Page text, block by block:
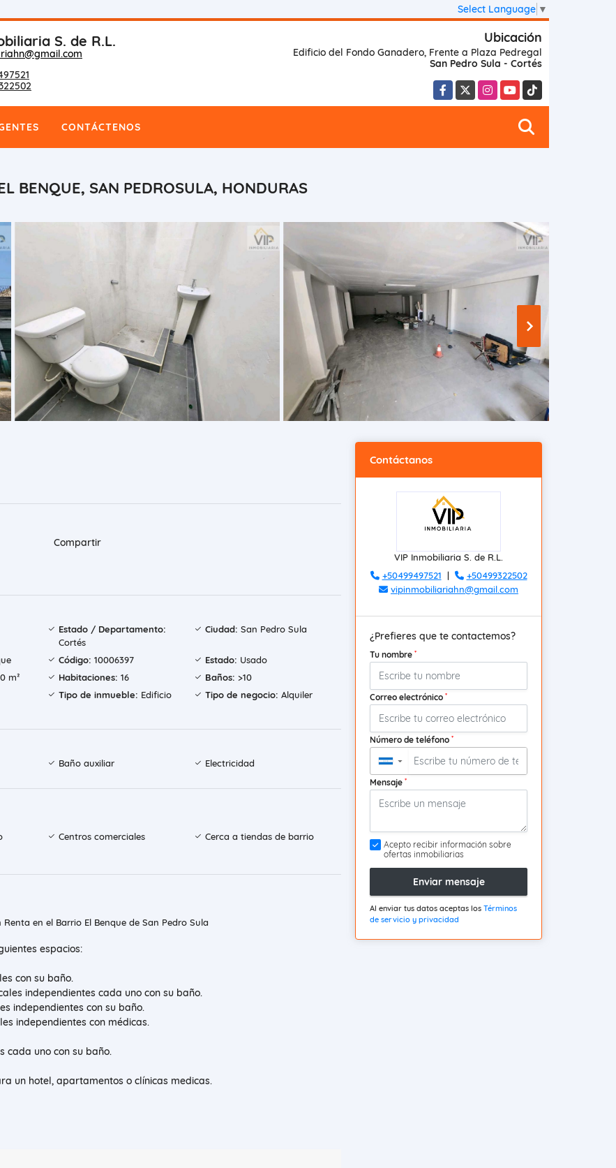
Select Language ▼
S. de R.L. Ubicación
Edificio del Fondo Ganadero, Frente a Plaza Pedregal
San Pedro Sula - Cortés
Facebook
X InstagramYouTubeTikTok
CONTÁCTENOS
BENQUE, SAN PEDROSULA, HONDURAS
Compartir
Estado / Departamento:
Cortés
Ciudad: San Pedro Sula
Código: 10006397 Estado: Usado
m² Habitaciones: 16 Baños: >10
Tipo de inmueble: Edificio Tipo de negocio: Alquiler
Baño auxiliar Electricidad
Centros comerciales
Cerca a tiendas de barrio
Renta en el Barrio El Benque de San Pedro Sula
espacios:
con su baño.
independientes cada uno con su baño.
independientes con su baño.
independientes con médicas.
cada uno con su baño.
un hotel, apartamentos o clínicas medicas.
Contáctanos
VIP Inmobiliaria S. de R.L.
+50499497521 |
+50499322502
vipinmobiliariahn@gmail.com
¿Prefieres que te contactemos?
Tu nombre *
Correo electrónico *
Número de teléfono *
▼
Mensaje *
Acepto recibir información sobre
ofertas inmobiliarias
Enviar mensaje
Al enviar tus datos aceptas los Términos
de servicio y privacidad